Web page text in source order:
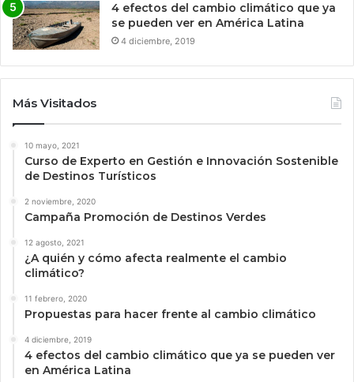
4 efectos del cambio climático que ya
se pueden ver en América Latina
4 diciembre, 2019
Más Visitados
10 mayo, 2021
Curso de Experto en Gestión e Innovación Sostenible
de Destinos Turísticos
2 noviembre, 2020
Campaña Promoción de Destinos Verdes
12 agosto, 2021
¿A quién y cómo afecta realmente el cambio
climático?
11 febrero, 2020
Propuestas para hacer frente al cambio climático
4 diciembre, 2019
4 efectos del cambio climático que ya se pueden ver
en América Latina